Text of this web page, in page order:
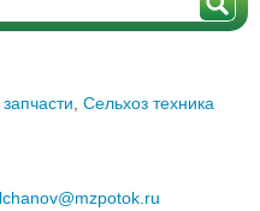
Сельхоз техника